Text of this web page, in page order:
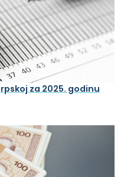
za 2025. godinu